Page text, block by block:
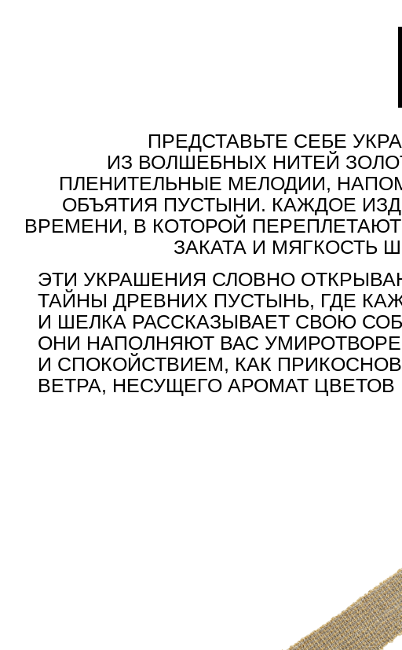
ПРЕДСТАВЬТЕ СЕБЕ
ИЗ ВОЛШЕБНЫХ НИТЕЙ
ПЛЕНИТЕЛЬНЫЕ МЕЛОДИИ,
ОБЪЯТИЯ ПУСТЫНИ. КАЖДОЕ
ВРЕМЕНИ, В КОТОРОЙ
ЗАКАТА И МЯГКОСТЬ
ЭТИ УКРАШЕНИЯ СЛОВНО
ТАЙНЫ ДРЕВНИХ ПУСТЫНЬ, ГДЕ
И ШЕЛКА РАССКАЗЫВАЕТ СВОЮ
ОНИ НАПОЛНЯЮТ ВАС
И СПОКОЙСТВИЕМ, КАК
ВЕТРА, НЕСУЩЕГО АРОМАТ